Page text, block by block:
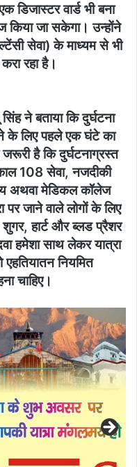
डिजास्टर वार्ड भी बना
किया जा सकेगा। उन्होंने
सेवा) के माध्यम से भी
रहा है।
ने बताया कि दुर्घटना
के लिए पहले एक घंटे का
है कि दुर्घटनाग्रस्त
108 सेवा, नजदीकी
अथवा मेडिकल कॉलेज
पर जाने वाले लोगों के लिए
शुगर, हार्ट और ब्लड प्रैशर
हमेशा साथ लेकर यात्रा
एहतियातन नियमित
चाहिए।